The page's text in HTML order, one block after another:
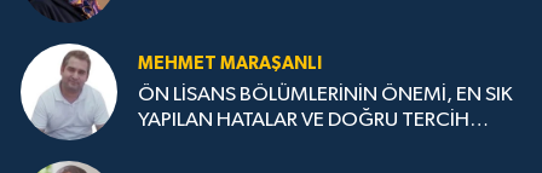
MEHMET MARAŞANLI
ÖN LİSANS BÖLÜMLERİNİN ÖNEMİ, EN SIK
YAPILAN HATALAR VE DOĞRU TERCİH